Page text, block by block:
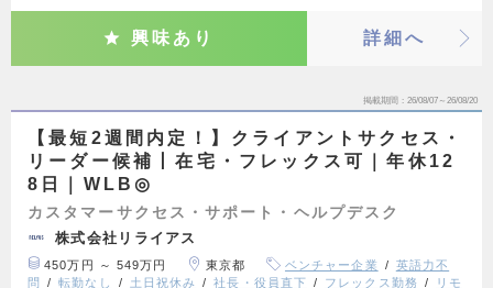
興味あり 詳細へ
掲載期間 26/08/07～26/08/20
【最短2週間内定！】クライアントサクセス・
リーダー候補丨在宅・フレックス可｜年休12
8日｜WLB◎
カスタマーサクセス・サポート・ヘルプデスク
株式会社リライアス
450万円 ～ 549万円 東京都 ベンチャー企業
英語力不
問
転勤なし 土日祝休み 社長・役員直下 フレックス勤務
リモ